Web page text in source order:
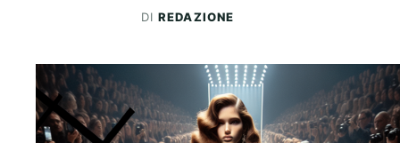
DIREDAZIONE